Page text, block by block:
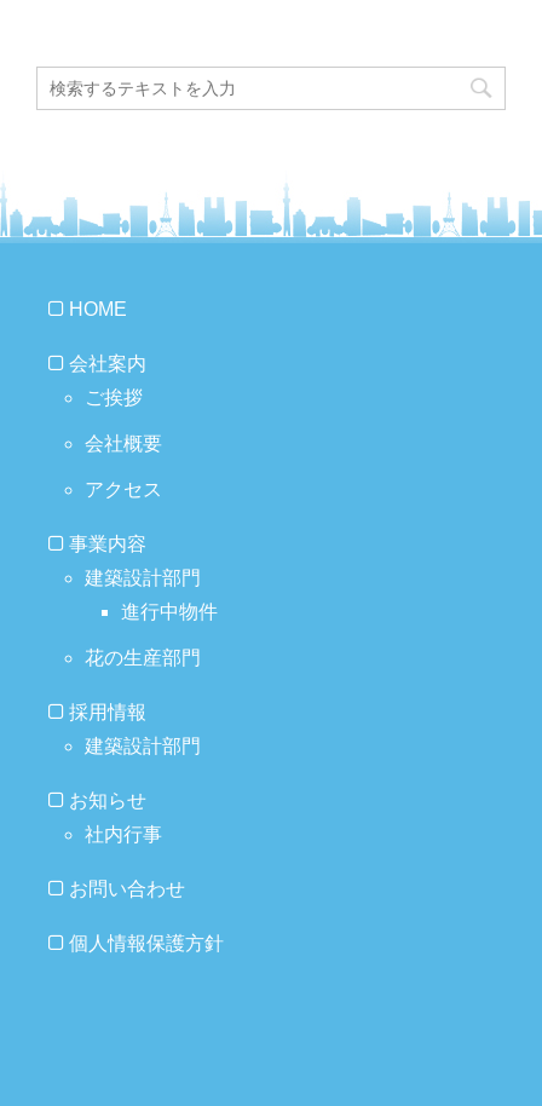
HOME
会社案内
ご挨拶
会社概要
アクセス
事業内容
建築設計部門
進行中物件
花の生産部門
採用情報
建築設計部門
お知らせ
社内行事
お問い合わせ
個人情報保護方針